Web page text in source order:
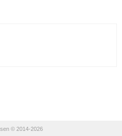
© 2014-2026